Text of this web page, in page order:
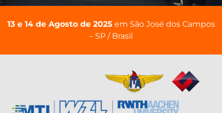
13 e 14 de Agosto de 2025 em São José dos Campos
– SP / Brasil